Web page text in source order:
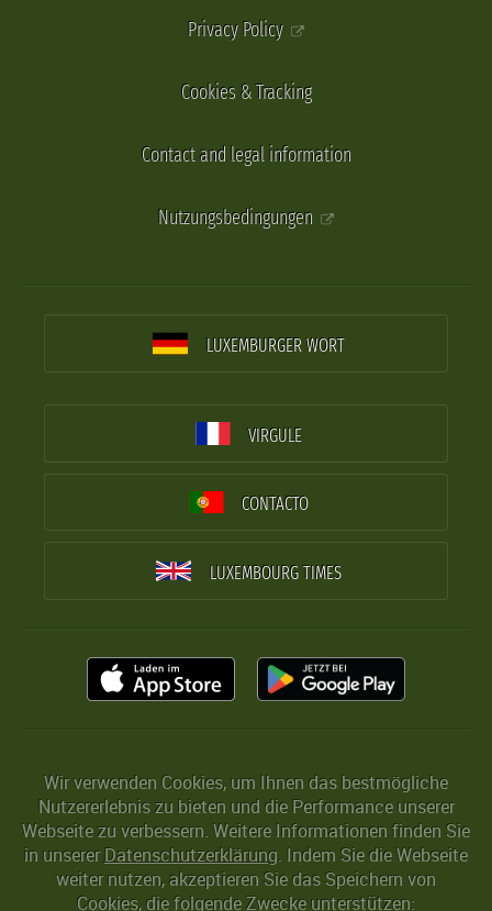
Privacy Policy
Cookies & Tracking
Contact and legal information
Nutzungsbedingungen
LUXEMBURGER WORT
VIRGULE
CONTACTO
LUXEMBOURG TIMES
Wir verwenden Cookies, um Ihnen das bestmögliche
Nutzererlebnis zu bieten und die Performance unserer
Webseite zu verbessern. Weitere Informationen finden Sie
in unserer Datenschutzerklärung. Indem Sie die Webseite
weiter nutzen, akzeptieren Sie das Speichern von
Cookies, die folgende Zwecke unterstützen: